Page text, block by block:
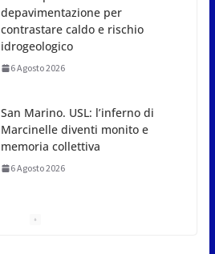
depavimentazione per
contrastare caldo e rischio
idrogeologico
6 Agosto 2026
San Marino. USL: l’inferno di
Marcinelle diventi monito e
memoria collettiva
6 Agosto 2026